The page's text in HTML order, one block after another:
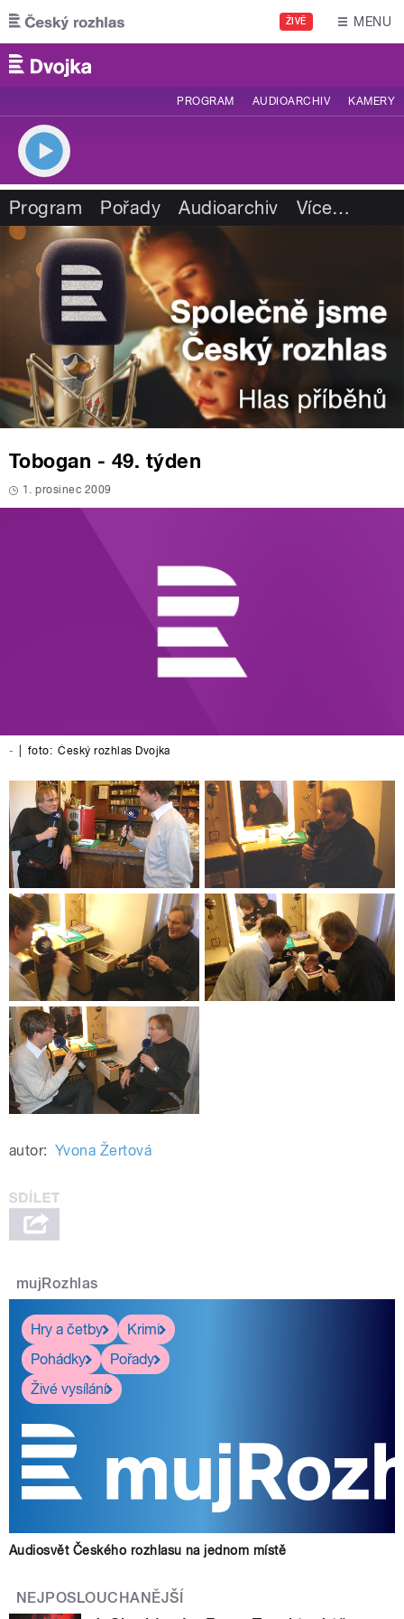
Přejít k hlavnímu obsahu
ŽIVĚ MENU
PROGRAM AUDIOARCHIV KAMERY
Program Pořady Audioarchiv Více…
Tobogan - 49. týden
1. prosinec 2009
- foto: Český rozhlas Dvojka
autor: Yvona Žertová
mujRozhlas
Hry a četby
Krimi
Pohádky
Pořady
Živé vysílání
Audiosvět Českého rozhlasu na jednom místě
NEJPOSLOUCHANĚJŠÍ